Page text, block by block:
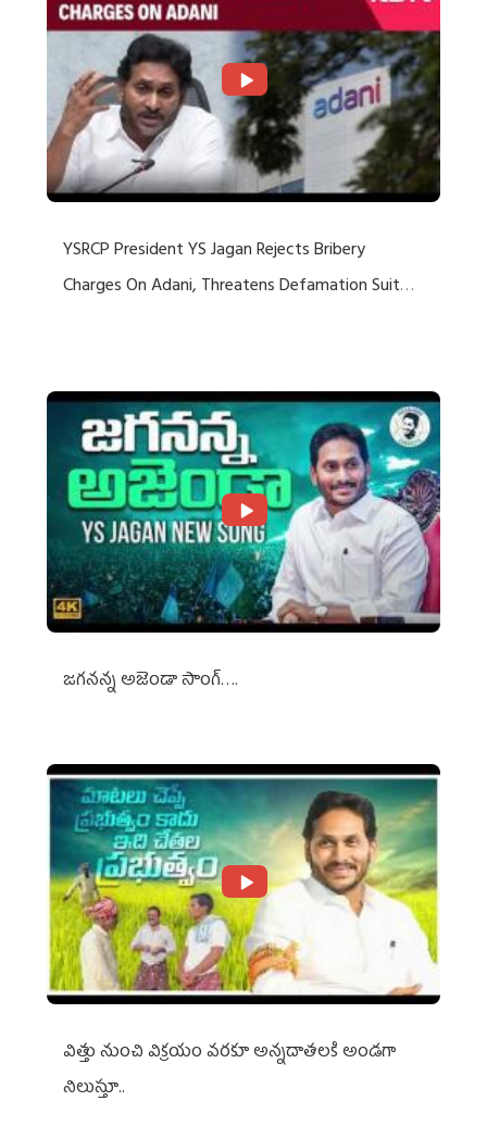
YSRCP President YS Jagan Rejects Bribery
Charges On Adani, Threatens Defamation Suit
జగనన్న అజెండా సాంగ్….
విత్తు నుంచి విక్రయం వరకూ అన్నదాతలకి అండగా
నిలుస్తూ..